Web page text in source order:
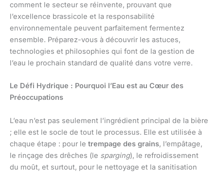
comment le secteur se réinvente, prouvant que
l’excellence brassicole et la responsabilité
environnementale peuvent parfaitement fermentez
ensemble. Préparez-vous à découvrir les astuces,
technologies et philosophies qui font de la gestion de
l’eau le prochain standard de qualité dans votre verre.
Le Défi Hydrique : Pourquoi l’Eau est au Cœur des
Préoccupations
L’eau n’est pas seulement l’ingrédient principal de la bière
; elle est le socle de tout le processus. Elle est utilisée à
chaque étape : pour le trempage des grains, l’empâtage,
le rinçage des drêches (le sparging), le refroidissement
du moût, et surtout, pour le nettoyage et la sanitisation